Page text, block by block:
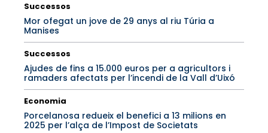
Successos
Mor ofegat un jove de 29 anys al riu Túria a
Manises
Successos
Ajudes de fins a 15.000 euros per a agricultors i
ramaders afectats per l’incendi de la Vall d’Uixó
Economia
Porcelanosa redueix el benefici a 13 milions en
2025 per l’alça de l’Impost de Societats